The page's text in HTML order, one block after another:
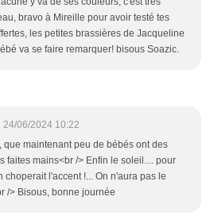
bravo à Mireille pour avoir testé tes
les petites brassières de Jacqueline
va se faire remarquer! bisous Soazic.
24/06/2024 10:22
que maintenant peu de bébés ont des
faites mains<br /> Enfin le soleil.... pour
choperait l'accent !... On n'aura pas le
/> Bisous, bonne journée